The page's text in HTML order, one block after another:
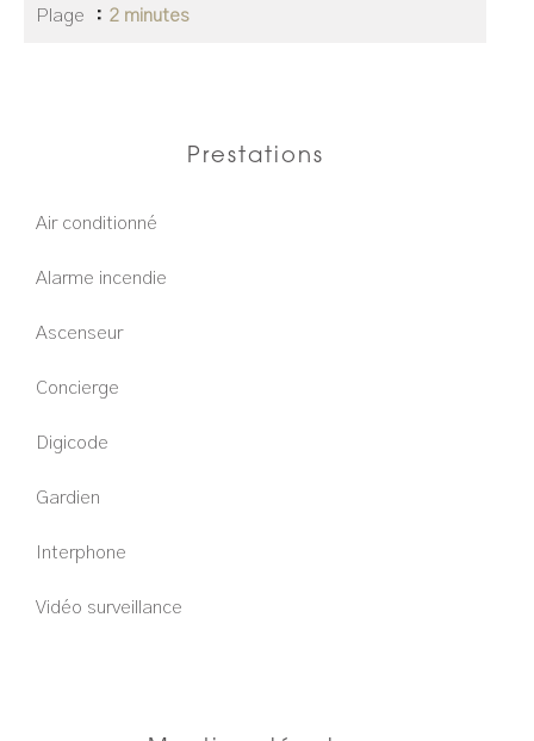
Plage 2 minutes
Prestations
Air conditionné
Alarme incendie
Ascenseur
Concierge
Digicode
Gardien
Interphone
Vidéo surveillance